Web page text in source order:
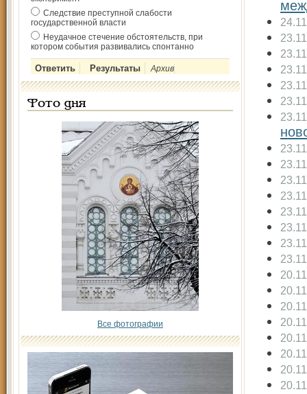
Следствие преступной слабости
государственной власти
Неудачное стечение обстоятельств, при
котором события развивались спонтанно
Архив
Фото дня
Все фотографии